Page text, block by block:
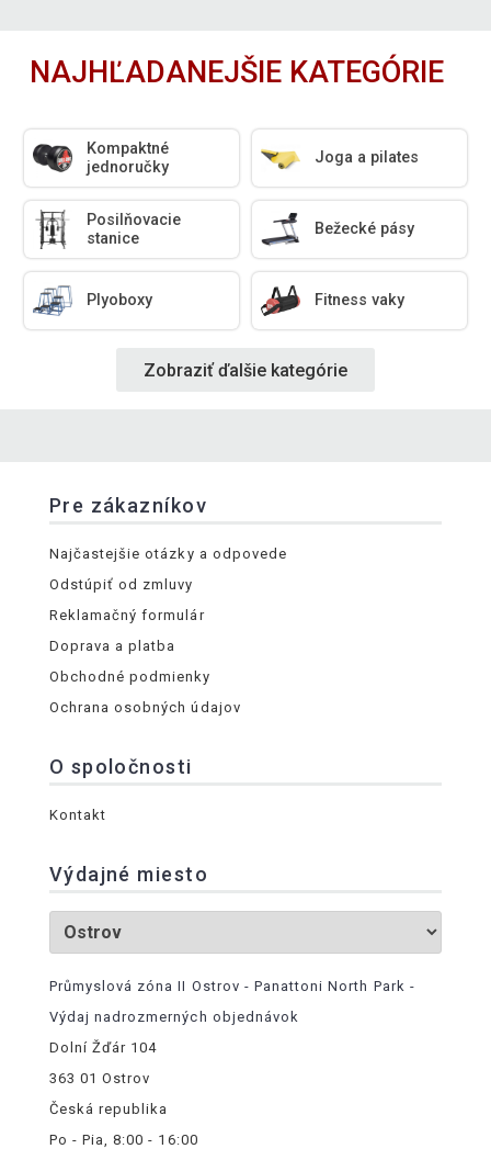
NAJHĽADANEJŠIE KATEGÓRIE
Kompaktné
jednoručky
Joga a pilates
Posilňovacie
stanice
Bežecké pásy
Plyoboxy Fitness vaky
Zobraziť ďalšie kategórie
Pre zákazníkov
Najčastejšie otázky a odpovede
Odstúpiť od zmluvy
Reklamačný formulár
Doprava a platba
Obchodné podmienky
Ochrana osobných údajov
O spoločnosti
Kontakt
Výdajné miesto
Průmyslová zóna II Ostrov - Panattoni North Park -
Výdaj nadrozmerných objednávok
Dolní Žďár 104
363 01 Ostrov
Česká republika
Po - Pia, 8:00 - 16:00